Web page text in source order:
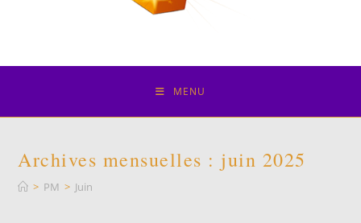
MENU
Archives mensuelles : juin 2025
> PM > Juin